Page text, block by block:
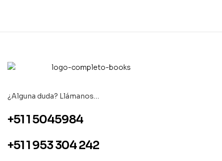
¿Alguna duda? Llámanos…
+51 1 5045984
+51 1 953 304 242